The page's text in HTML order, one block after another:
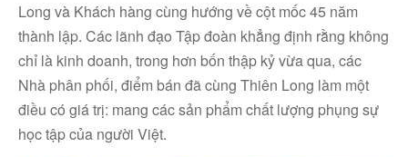
Long và Khách hàng cùng hướng về cột mốc 45 năm
thành lập. Các lãnh đạo Tập đoàn khẳng định rằng không
chỉ là kinh doanh, trong hơn bốn thập kỷ vừa qua, các
Nhà phân phối, điểm bán đã cùng Thiên Long làm một
điều có giá trị: mang các sản phẩm chất lượng phụng sự
học tập của người Việt.